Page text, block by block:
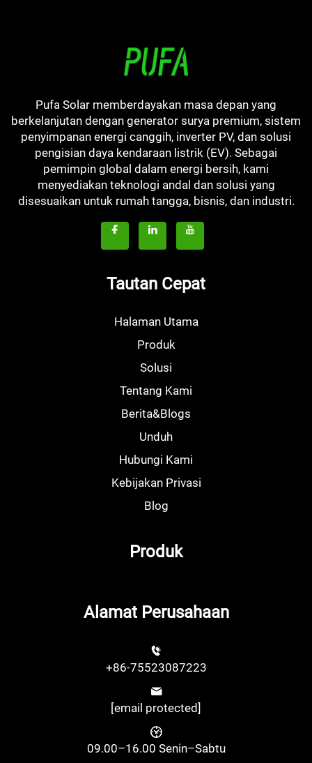
Pufa Solar memberdayakan masa depan yang
berkelanjutan dengan generator surya premium, sistem
penyimpanan energi canggih, inverter PV, dan solusi
pengisian daya kendaraan listrik (EV). Sebagai
pemimpin global dalam energi bersih, kami
menyediakan teknologi andal dan solusi yang
disesuaikan untuk rumah tangga, bisnis, dan industri.
Tautan Cepat
Halaman Utama
Produk
Solusi
Tentang Kami
Berita&Blogs
Unduh
Hubungi Kami
Kebijakan Privasi
Blog
Produk
Alamat Perusahaan
+86-75523087223
[email protected]
09.00–16.00 Senin–Sabtu